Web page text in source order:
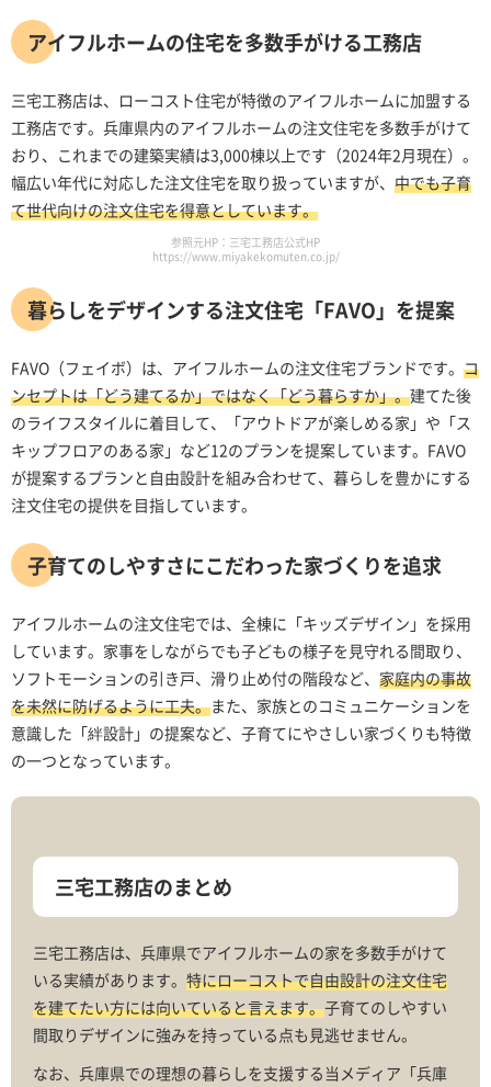
アイフルホームの住宅を多数手がける工務店
三宅工務店は、ローコスト住宅が特徴のアイフルホームに加盟する
工務店です。兵庫県内のアイフルホームの注文住宅を多数手がけて
おり、これまでの建築実績は3,000棟以上です（2024年2月現在）。
幅広い年代に対応した注文住宅を取り扱っていますが、 中でも子育
て世代向けの注文住宅を得意としています。
参照元HP：三宅工務店公式HP
https://www.miyakekomuten.co.jp/
暮らしをデザインする注文住宅「FAVO」を提案
FAVO（フェイボ）は、アイフルホームの注文住宅ブランドです。 コ
ンセプトは「どう建てるか」ではなく「どう暮らすか」。建てた後
のライフスタイルに着目して、「アウトドアが楽しめる家」や「ス
キップフロアのある家」など12のプランを提案しています。FAVO
が提案するプランと自由設計を組み合わせて、暮らしを豊かにする
注文住宅の提供を目指しています。
子育てのしやすさにこだわった家づくりを追求
アイフルホームの注文住宅では、全棟に「キッズデザイン」を採用
しています。家事をしながらでも子どもの様子を見守れる間取り、
ソフトモーションの引き戸、滑り止め付の階段など、 家庭内の事故
を未然に防げるように工夫。また、家族とのコミュニケーションを
意識した「絆設計」の提案など、子育てにやさしい家づくりも特徴
の一つとなっています。
三宅工務店のまとめ
三宅工務店は、兵庫県でアイフルホームの家を多数手がけて
いる実績があります。 特にローコストで自由設計の注文住宅
を建てたい方には向いていると言えます。子育てのしやすい
間取りデザインに強みを持っている点も見逃せません。
なお、兵庫県での理想の暮らしを支援する当メディア「兵庫